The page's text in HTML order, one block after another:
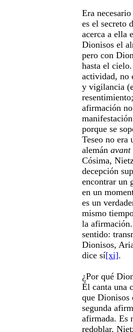
Era
es el secreto
acerca a ella
Dionisos el
pero con
hasta el
actividad, no
y vigilancia
afirmación
porque se
Teseo no era
alemán
Cósima,
decepción
encontrar un
en un
es un
mismo
la
sentido:
Dionisos,
dice sí[xi].
¿Por qué
Él canta una
que Dionisos
segunda
afirmada. Es
redoblar.